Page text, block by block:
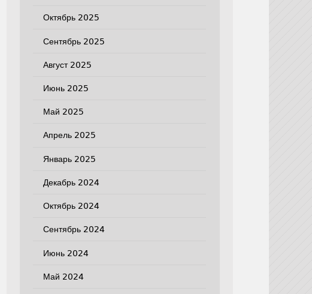
Октябрь 2025
Сентябрь 2025
Август 2025
Июнь 2025
Май 2025
Апрель 2025
Январь 2025
Декабрь 2024
Октябрь 2024
Сентябрь 2024
Июнь 2024
Май 2024